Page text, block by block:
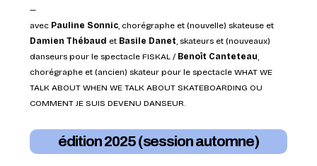
—
avec Pauline Sonnic, chorégraphe et (nouvelle) skateuse et
Damien Thébaud et Basile Danet, skateurs et (nouveaux)
danseurs pour le spectacle FISKAL / Benoît Canteteau,
chorégraphe et (ancien) skateur pour le spectacle WHAT WE
TALK ABOUT WHEN WE TALK ABOUT SKATEBOARDING OU
COMMENT JE SUIS DEVENU DANSEUR.
édition 2025 (session automne)